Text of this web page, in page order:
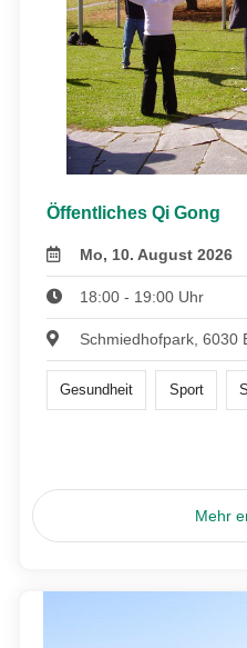
Öffentliches Qi Gong
Mo, 10. August 2026
18:00 - 19:00 Uhr
Schmiedhofpark, 6030
Gesundheit Sport
Mehr